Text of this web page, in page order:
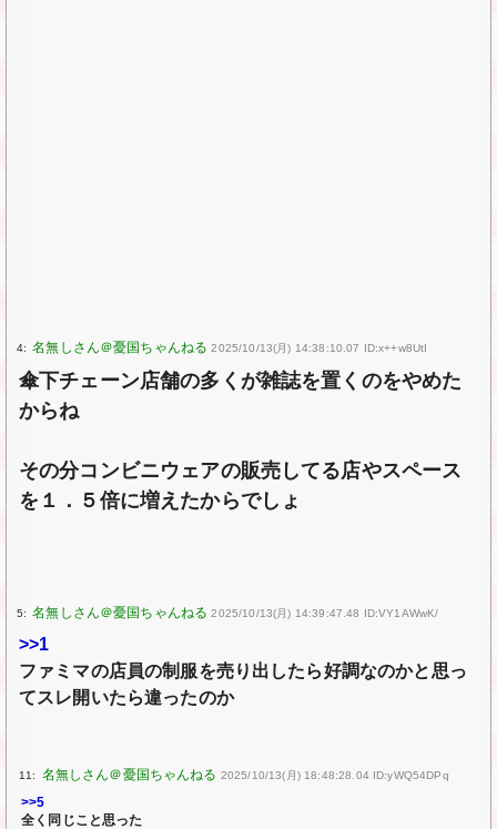
4: 2025/10/13(月) 14:38:10.07 ID:x++w8UtI
傘下チェーン店舗の多くが雑誌を置くのをやめた
からね
その分コンビニウェアの販売してる店やスペース
を１．５倍に増えたからでしょ
5: 2025/10/13(月) 14:39:47.48 ID:VY1AWwK/
>>1
ファミマの店員の制服を売り出したら好調なのかと思っ
てスレ開いたら違ったのか
11: 2025/10/13(月) 18:48:28.04 ID:yWQ54DPq
>>5
全く同じこと思った